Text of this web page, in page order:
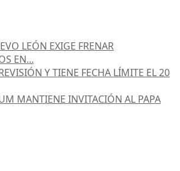
LEÓN EXIGE FRENAR
EN...
Y TIENE FECHA LÍMITE EL 20
MANTIENE INVITACIÓN AL PAPA